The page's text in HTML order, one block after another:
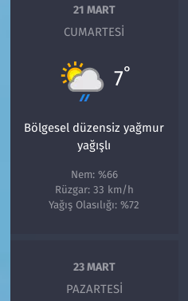
21 MART
CUMARTESI
7°
Bölgesel düzensiz yağmur
yağışlı
Nem: %66
Rüzgar: 33 km/h
Yağış Olasılığı: %72
23 MART
PAZARTESI